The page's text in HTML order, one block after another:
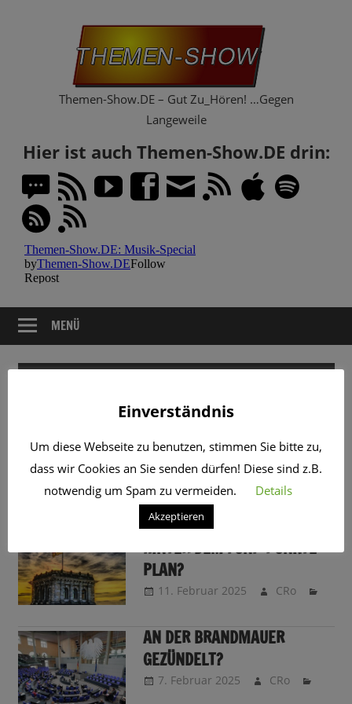
Themen-Show.DE – Gut Zu_Hören! …Gegen
Langeweile
Hier ist auch Themen-Show.DE drin:
MENÜ
SCHLAGWORT:BRANDMAUER
IHR HABT DIE WAHL
WAS STECKTE EIGENTLICH
HINTER DEM FÜNF-PUNKTE-
PLAN?
11. Februar 2025 CRo
AN DER BRANDMAUER
GEZÜNDELT?
7. Februar 2025 CRo
Einverständnis
Um diese Webseite zu benutzen, stimmen Sie bitte zu,
dass wir Cookies an Sie senden dürfen! Diese sind z.B.
notwendig um Spam zu vermeiden.
Details
Akzeptieren